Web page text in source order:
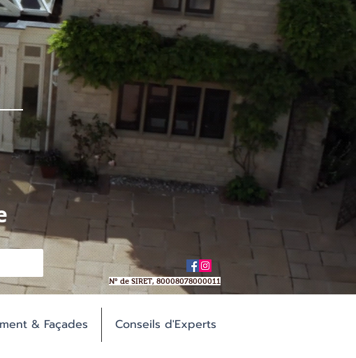
N° de SIRET, 80008078000011
& Façades Conseils d'Experts